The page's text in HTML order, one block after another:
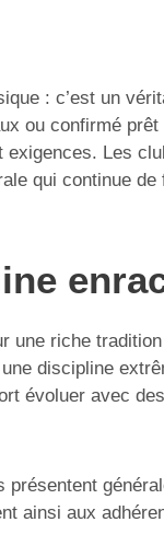
: c’est un
ou confirmé
Les
qui continue de
une riche
discipline
évoluer avec
présentent
aux